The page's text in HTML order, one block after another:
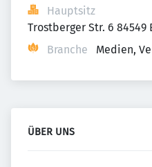
Hauptsitz
Trostberger Str. 6 84549
Branche
Medien,
ÜBER UNS